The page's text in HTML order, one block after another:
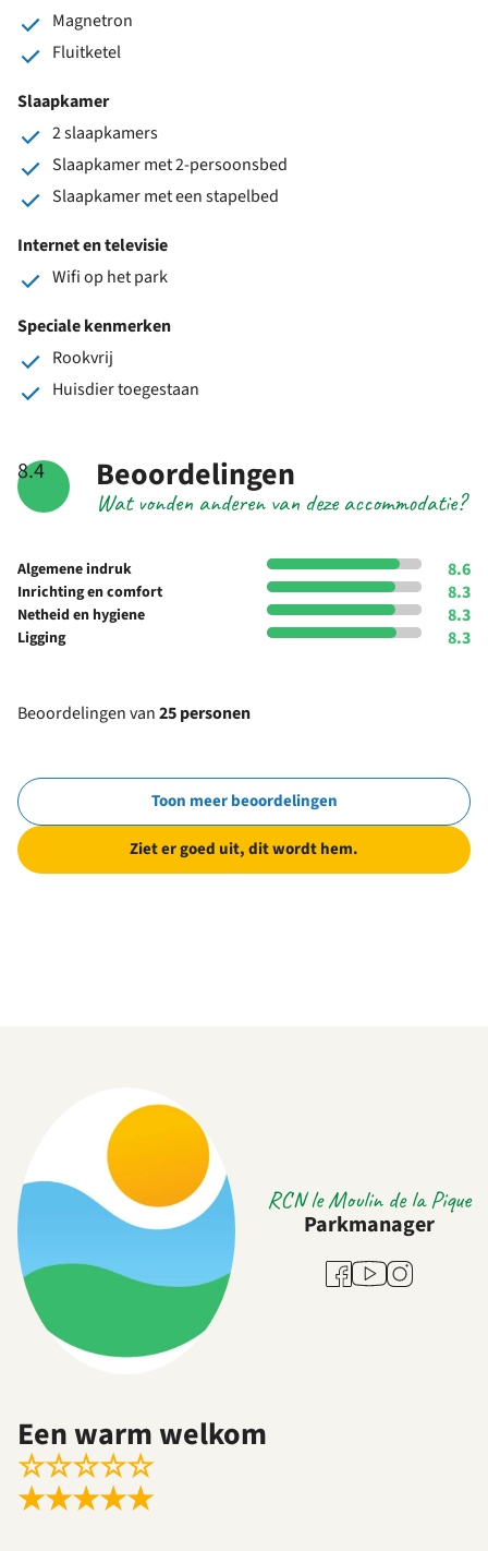
Magnetron
Fluitketel
Slaapkamer
2 slaapkamers
Slaapkamer met 2-persoonsbed
Slaapkamer met een stapelbed
Internet en televisie
Wifi op het park
Speciale kenmerken
Rookvrij
Huisdier toegestaan
8.4
Wat vonden anderen van deze accommodatie?
Beoordelingen
Algemene indruk 8.6
Inrichting en comfort 8.3
Netheid en hygiene 8.3
Ligging 8.3
Beoordelingen van25 personen
Toon meer beoordelingen
Ziet er goed uit, dit wordt hem.
RCN le Moulin de la Pique
Parkmanager
Facebook
YoutubeInstagram
Een warm welkom
☆☆☆☆☆
★★★★★